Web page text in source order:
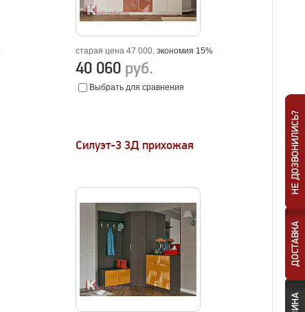
старая цена 47 000,экономия 15%
40 060 руб.
Выбрать для сравнения
Силуэт-3 3Д прихожая